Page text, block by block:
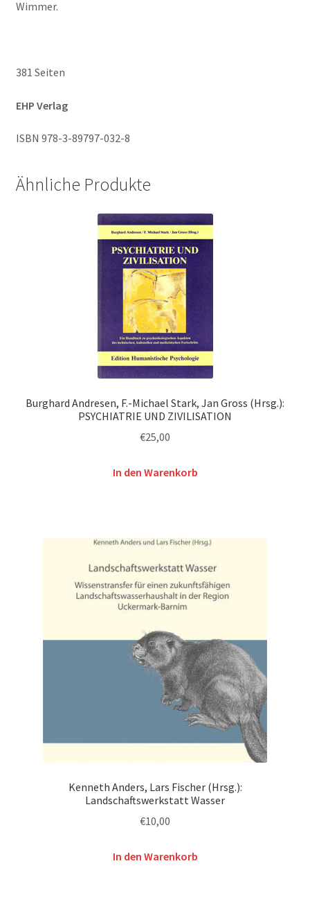
Wimmer.
381 Seiten
EHP Verlag
ISBN 978-3-89797-032-8
Ähnliche Produkte
Burghard Andresen, F.-Michael Stark, Jan Gross (Hrsg.):
PSYCHIATRIE UND ZIVILISATION
€25,00
In den Warenkorb
Kenneth Anders, Lars Fischer (Hrsg.):
Landschaftswerkstatt Wasser
€10,00
In den Warenkorb